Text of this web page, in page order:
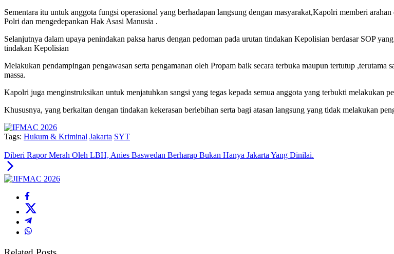
Sementara itu untuk anggota fungsi operasional yang berhadapan langsung dengan masyarakat,Kapolri memberi
Polri dan mengedepankan Hak Asasi Manusia .
Selanjutnya dalam upaya penindakan paksa harus dengan pedoman pada urutan tindakan Kepolisian berdasar SOP
tindakan Kepolisian
Melakukan pendampingan pengawasan serta pengamanan oleh Propam baik secara terbuka maupun tertutup
massa.
Kapolri juga menginstruksikan untuk menjatuhkan sangsi yang tegas kepada semua anggota yang terbukti melakukan
Khususnya, yang berkaitan dengan tindakan kekerasan berlebihan serta bagi atasan langsung yang tidak melakukan
Tags: Hukum & Kriminal Jakarta SYT
Diberi Rapor Merah Oleh LBH, Anies Baswedan Berharap Bukan Hanya Jakarta Yang Dinilai.